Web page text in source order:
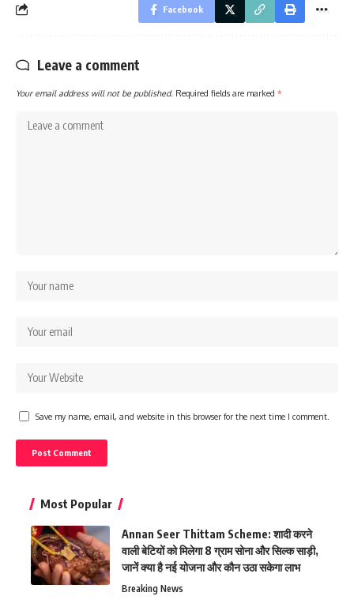
Facebook
Leave a comment
Your email address will not be published. Required fields are marked *
Save my name, email, and website in this browser for the next time I comment.
Most Popular
Annan Seer Thittam Scheme: शादी करने
वाली बेटियों को मिलेगा 8 ग्राम सोना और सिल्क साड़ी,
जानें क्या है नई योजना और कौन उठा सकेगा लाभ
Breaking News